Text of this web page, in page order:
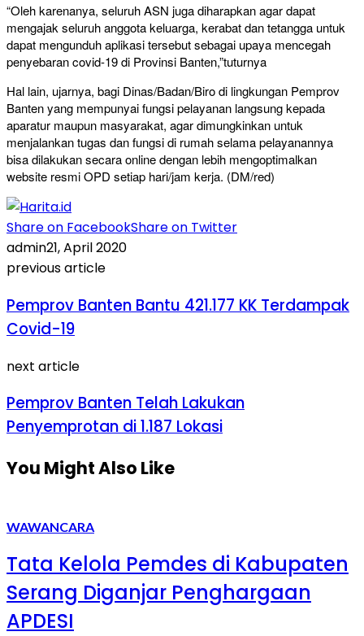
“Oleh karenanya, seluruh ASN juga diharapkan agar dapat
mengajak seluruh anggota keluarga, kerabat dan tetangga untuk
dapat mengunduh aplikasi tersebut sebagai upaya mencegah
penyebaran covid-19 di Provinsi Banten,”tuturnya
Hal lain, ujarnya, bagi Dinas/Badan/Biro di lingkungan Pemprov
Banten yang mempunyai fungsi pelayanan langsung kepada
aparatur maupun masyarakat, agar dimungkinkan untuk
menjalankan tugas dan fungsi di rumah selama pelayanannya
bisa dilakukan secara online dengan lebih mengoptimalkan
website resmi OPD setiap hari/jam kerja. (DM/red)
Share on FacebookShare on Twitter
admin21, April 2020
previous article
Pemprov Banten Bantu 421.177 KK Terdampak
Covid-19
next article
Pemprov Banten Telah Lakukan
Penyemprotan di 1.187 Lokasi
You Might Also Like
WAWANCARA
Tata Kelola Pemdes di Kabupaten
Serang Diganjar Penghargaan
APDESI